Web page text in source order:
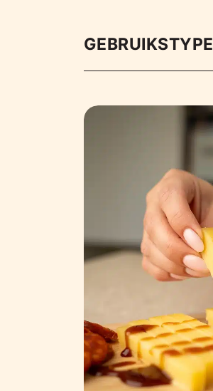
GEBRUIKSTYPE